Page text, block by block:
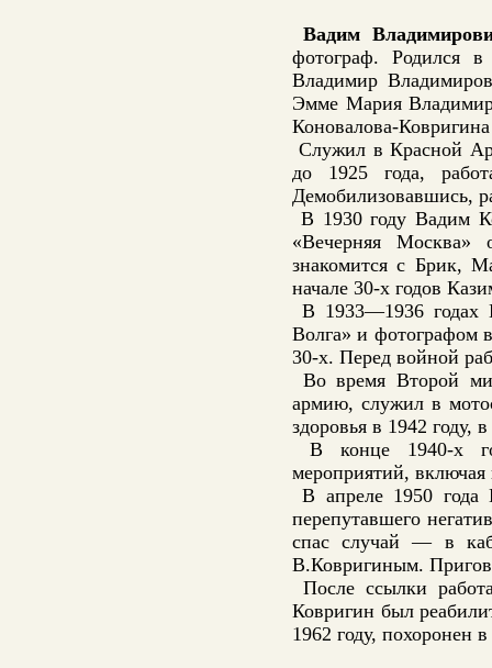
Вадим
фотограф. Родился
Владимир
Эмме Мария
Коновалова-
Служил в Красной
до 1925 года,
Демобилизовавшись,
В 1930 году Вадим
«Вечерняя Москва»
знакомится с Брик,
начале 30-х годов
В 1933—1936 годах
Волга» и фотографом
30-х. Перед войной
Во время Второй
армию, служил в
здоровья в 1942 году,
В конце 1940-х
мероприятий,
В апреле 1950 года
перепутавшего
спас случай — в
В.Ковригиным.
После ссылки
Ковригин был
1962 году, похоронен